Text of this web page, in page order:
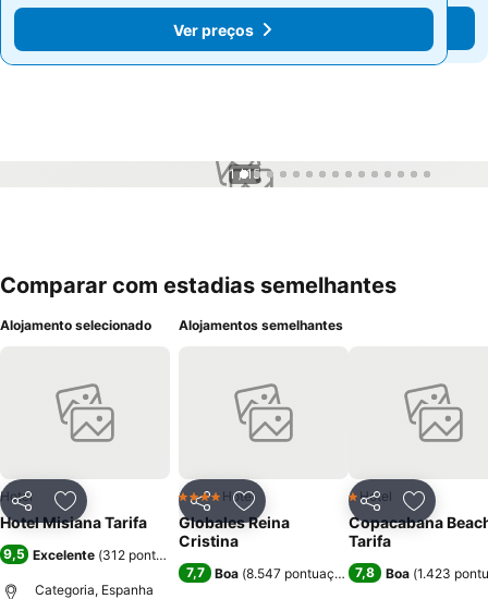
Ver preços
Ver preços
1 / 15
Comparar com estadias semelhantes
Alojamento selecionado
PartilharAdicionar aos favoritos
Hotel
Hotel Misiana Tarifa
9,5 Excelente (312 pontuações
Categoria, Espanha
Alojamentos semelhantes
PartilharAdicionar aos favoritos
4 EstrelasHotel
Globales Reina
Cristina
7,7 Boa (8.547 pontuações)
Partilhar
1 Estrelas
Hotel
Copacabana
Tarifa
7,8 Boa (1.423